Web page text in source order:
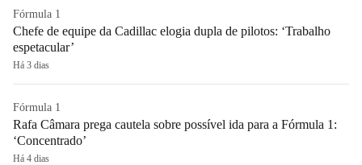
Fórmula 1
Chefe de equipe da Cadillac elogia dupla de pilotos: ‘Trabalho
espetacular’
Há 3 dias
Fórmula 1
Rafa Câmara prega cautela sobre possível ida para a Fórmula 1:
‘Concentrado’
Há 4 dias